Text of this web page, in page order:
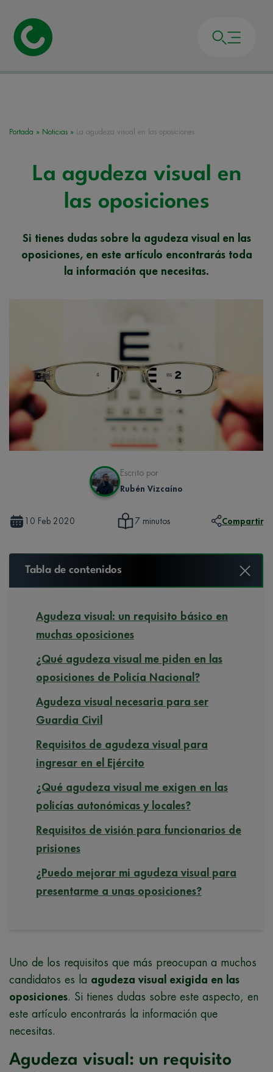
Portada » Noticias » La agudeza visual en las oposiciones
La agudeza visual en
las oposiciones
Si tienes dudas sobre la agudeza visual en las
oposiciones, en este artículo encontrarás toda
la información que necesitas.
Escrito por
Rubén Vizcaíno
10 Feb 2020 7 minutos Compartir
Tabla de contenidos
Agudeza visual: un requisito básico en
muchas oposiciones
¿Qué agudeza visual me piden en las
oposiciones de Policía Nacional?
Agudeza visual necesaria para ser
Guardia Civil
Requisitos de agudeza visual para
ingresar en el Ejército
¿Qué agudeza visual me exigen en las
policías autonómicas y locales?
Requisitos de visión para funcionarios de
prisiones
¿Puedo mejorar mi agudeza visual para
presentarme a unas oposiciones?
Uno de los requisitos que más preocupan a muchos
candidatos es la agudeza visual exigida en las
oposiciones. Si tienes dudas sobre este aspecto, en
este artículo encontrarás la información que
necesitas.
Agudeza visual: un requisito